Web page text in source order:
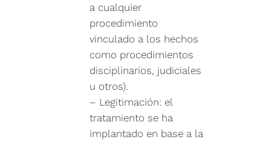
a cualquier
procedimiento
vinculado a los hechos
como procedimientos
disciplinarios, judiciales
u otros).
– Legitimación: el
tratamiento se ha
implantado en base a la